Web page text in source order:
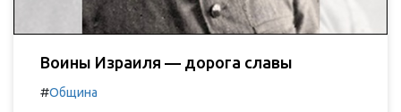
Воины Израиля — дорога славы
#Община